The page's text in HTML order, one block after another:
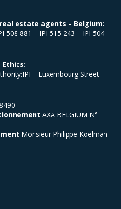
estate agents – Belgium:
508 881 – IPI 515 243 – IPI 504
Ethics:
– Luxembourg Street
AXA BELGIUM N°
Monsieur Philippe Koelman